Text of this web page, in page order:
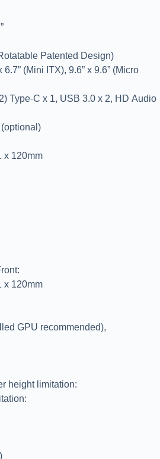
Patented Design)
(Mini ITX), 9.6” x 9.6” (Micro
Type-C x 1, USB 3.0 x 2, HD Audio
x 120mm
x 120mm
GPU recommended),
height limitation: